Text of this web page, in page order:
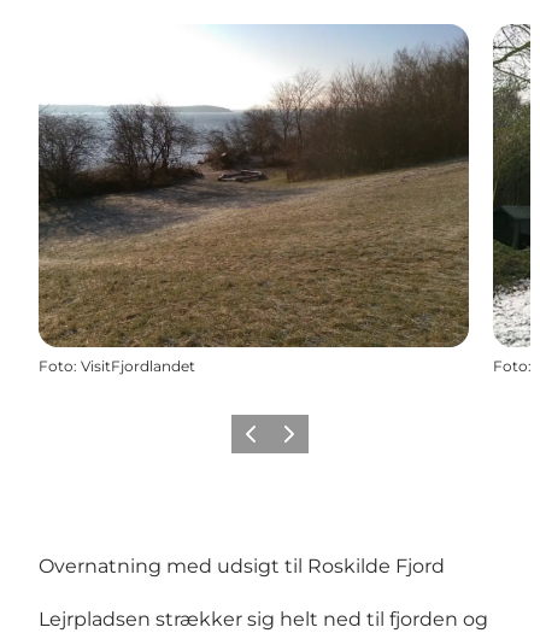
Foto: VisitFjordlandet Foto:
Forrige billede
Næste billede
Overnatning med udsigt til Roskilde Fjord
Lejrpladsen strækker sig helt ned til fjorden og